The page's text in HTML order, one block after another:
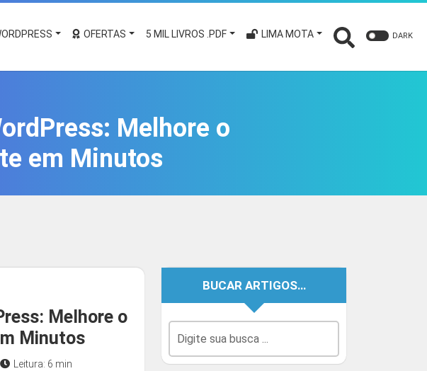
OFERTAS 5 MIL LIVROS .PDF LIMA MOTA DARK
Melhore o
em Minutos
Melhore o
Minutos
Leitura: 6 min
BUCAR ARTIGOS…